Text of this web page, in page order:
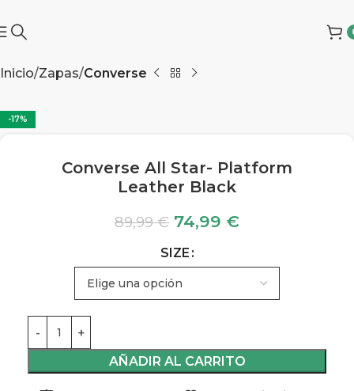
Inicio Zapas Converse
-17%
Converse All Star- Platform
Leather Black
89,99€ 74,99 €
SIZE
AÑADIR AL CARRITO